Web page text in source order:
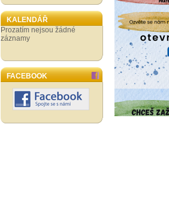
KALENDÁŘ
Prozatím nejsou žádné
záznamy
FACEBOOK